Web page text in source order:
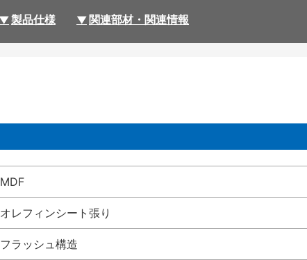
製品仕様 関連部材・関連情報
MDF
オレフィンシート張り
フラッシュ構造